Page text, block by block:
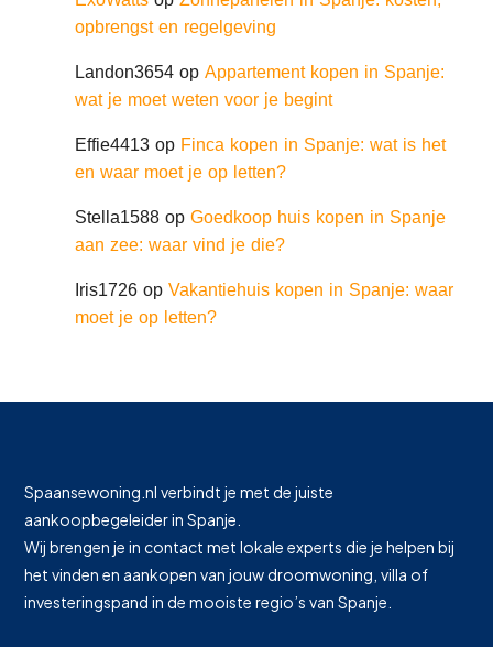
opbrengst en regelgeving
Landon3654 op Appartement kopen in Spanje:
wat je moet weten voor je begint
Effie4413 op Finca kopen in Spanje: wat is het
en waar moet je op letten?
Stella1588 op Goedkoop huis kopen in Spanje
aan zee: waar vind je die?
Iris1726 op Vakantiehuis kopen in Spanje: waar
moet je op letten?
Spaansewoning.nl verbindt je met de juiste
aankoopbegeleider in Spanje.
Wij brengen je in contact met lokale experts die je helpen bij
het vinden en aankopen van jouw droomwoning, villa of
investeringspand in de mooiste regio’s van Spanje.